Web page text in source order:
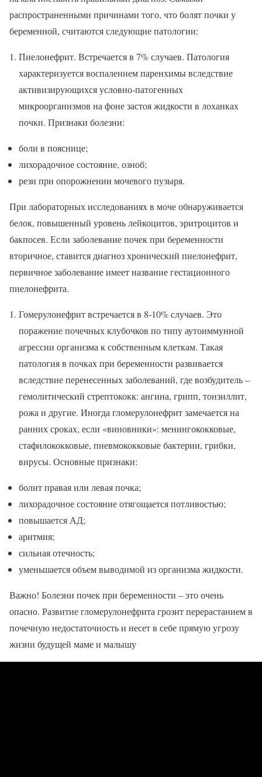
распространенными причинами того, что болят почки у
беременной, считаются следующие патологии:
Пиелонефрит. Встречается в 7% случаев. Патология
характеризуется воспалением паренхимы вследствие
активизирующихся условно-патогенных
микроорганизмов на фоне застоя жидкости в лоханках
почки. Признаки болезни:
боли в пояснице;
лихорадочное состояние, озноб;
рези при опорожнении мочевого пузыря.
При лабораторных исследованиях в моче обнаруживается
белок, повышенный уровень лейкоцитов, эритроцитов и
бакпосев. Если заболевание почек при беременности
вторичное, ставится диагноз хронический пиелонефрит,
первичное заболевание имеет название гестационного
пиелонефрита.
Гомерулонефрит встречается в 8-10% случаев. Это
поражение почечных клубочков по типу аутоиммунной
агрессии организма к собственным клеткам. Такая
патология в почках при беременности развивается
вследствие перенесенных заболеваний, где возбудитель –
гемолитический стрептококк: ангина, грипп, тонзиллит,
рожа и другие. Иногда гломерулонефрит замечается на
ранних сроках, если «виновники»: менингококковые,
стафилококковые, пневмококковые бактерии, грибки,
вирусы. Основные признаки:
болит правая или левая почка;
лихорадочное состояние отягощается потливостью;
повышается АД;
аритмия;
сильная отечность;
уменьшается объем выводимой из организма жидкости.
Важно! Болезни почек при беременности – это очень
опасно. Развитие гломерулонефрита грозит перерастанием в
почечную недостаточность и несет в себе прямую угрозу
жизни будущей маме и малышу